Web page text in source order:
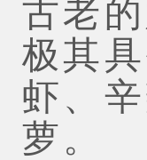
古老
极其
虾、
萝。